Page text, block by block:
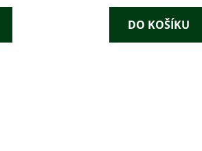
DO KOŠÍKU